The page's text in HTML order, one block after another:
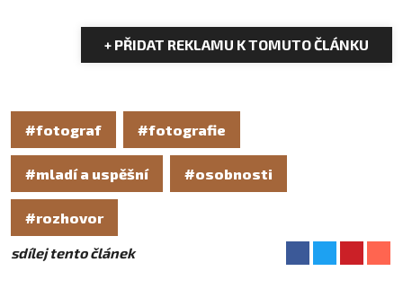
+ PŘIDAT REKLAMU K TOMUTO ČLÁNKU
#fotograf #fotografie
#mladí a uspěšní #osobnosti
#rozhovor
sdílej tento článek